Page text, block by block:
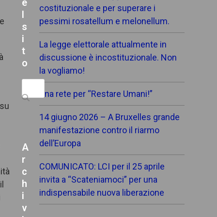
costituzionale e per superare i
pessimi rosatellum e melonellum.
La legge elettorale attualmente in
discussione è incostituzionale. Non
la vogliamo!
Una rete per “Restare Umani!”
14 giugno 2026 – A Bruxelles grande
manifestazione contro il riarmo
dell’Europa
COMUNICATO: LCI per il 25 aprile
invita a “Scateniamoci” per una
indispensabile nuova liberazione
e
s
i
t
o
Search
A
r
c
h
i
v